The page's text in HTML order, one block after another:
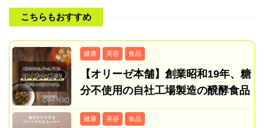
こちらもおすすめ
健康 美容 食品
【オリーゼ本舗】創業昭和19年、糖
分不使用の自社工場製造の醗酵食品
健康 美容 食品